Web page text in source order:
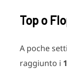
Top o
A poche
raggiunto i